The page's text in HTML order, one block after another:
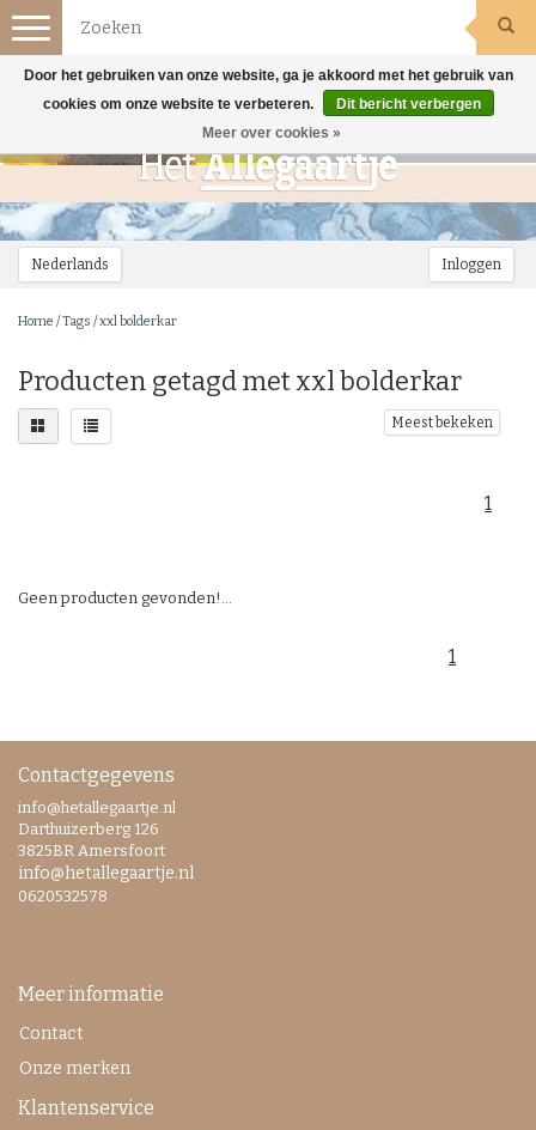
Nederlands Inloggen
Toggle
navigation
Home /Tags /xxl bolderkar
Producten getagd met xxl bolderkar
Meest bekeken
1
Geen producten gevonden!...
1
Contactgegevens
info@hetallegaartje.nl
Darthuizerberg 126
3825BR Amersfoort
info@hetallegaartje.nl
0620532578
Meer informatie
Contact
Onze merken
Klantenservice
Door het gebruiken van onze website, ga je akkoord met het gebruik van
cookies om onze website te verbeteren.
Dit bericht verbergen
Meer over cookies »